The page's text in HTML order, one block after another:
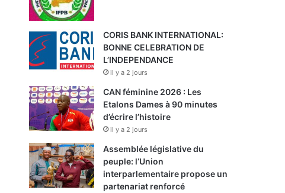
CORIS BANK INTERNATIONAL:
BONNE CELEBRATION DE
L’INDEPENDANCE
il y a 2 jours
CAN féminine 2026 : Les
Etalons Dames à 90 minutes
d’écrire l’histoire
il y a 2 jours
Assemblée législative du
peuple: l’Union
interparlementaire propose un
partenariat renforcé